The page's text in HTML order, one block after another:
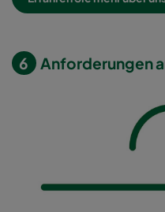
6 Anforderungen